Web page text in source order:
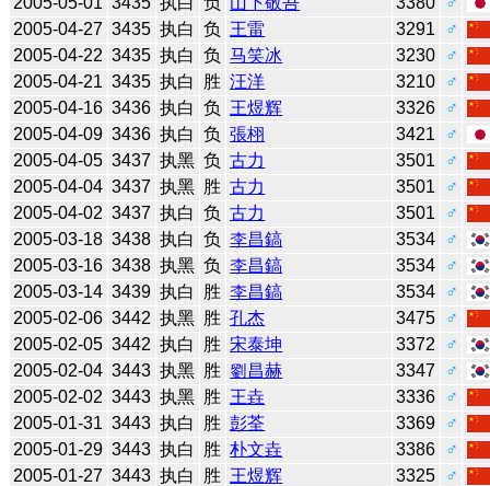
2005-04-27 3435 执白 负 王雷 3291
♂
2005-04-22 3435 执白 负 马笑冰 3230
♂
2005-04-21 3435 执白 胜 汪洋 3210
♂
2005-04-16 3436 执白 负 王煜辉 3326
♂
2005-04-09 3436 执白 负 張栩 3421
♂
2005-04-05 3437 执黑 负 古力 3501
♂
2005-04-04 3437 执黑 胜 古力 3501
♂
2005-04-02 3437 执白 负 古力 3501
♂
2005-03-18 3438 执白 负 李昌鎬 3534
♂
2005-03-16 3438 执黑 负 李昌鎬 3534
♂
2005-03-14 3439 执白 胜 李昌鎬 3534
♂
2005-02-06 3442 执黑 胜 孔杰 3475
♂
2005-02-05 3442 执白 胜 宋泰坤 3372
♂
2005-02-04 3443 执黑 胜 劉昌赫 3347
♂
2005-02-02 3443 执黑 胜 王垚 3336
♂
2005-01-31 3443 执白 胜 彭荃 3369
♂
2005-01-29 3443 执白 胜 朴文垚 3386
♂
2005-01-27 3443 执白 胜 王煜辉 3325
♂